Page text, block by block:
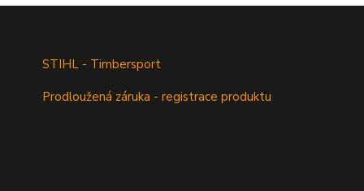
STIHL - Timbersport
Prodloužená záruka - registrace produktu